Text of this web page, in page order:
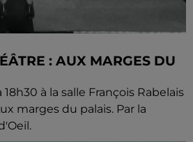
: AUX MARGES DU
à la salle François Rabelais
marges du palais. Par la